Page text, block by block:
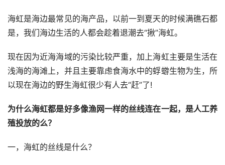
海虹是海边最常见的海产品，以前一到夏天的时候满礁石都
是，我们海边生活的人都会趁着退潮去“揪”海虹。
现在因为近海海域的污染比较严重，加上海虹主要是生活在
浅海的海滩上，并且主要靠虑食海水中的蜉蝣生物为生，所
以现在海边的野生海虹很少有人去“赶”了!
为什么海虹都是好多像渔网一样的丝线连在一起，是人工养
殖投放的么？
一，海虹的丝线是什么？